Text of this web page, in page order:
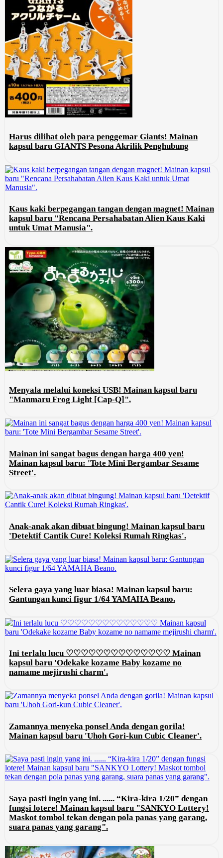
Harus dilihat oleh para penggemar Giants! Mainan
kapsul baru GIANTS Pesona Akrilik Penghubung
Kaus kaki berpegangan tangan dengan magnet! Mainan
kapsul baru "Rencana Persahabatan Alien Kaus Kaki
untuk Umat Manusia".
Menyala melalui koneksi USB! Mainan kapsul baru
"Manmaru Frog Light [Cap-Q]".
Mainan ini sangat bagus dengan harga 400 yen!
Mainan kapsul baru: 'Tote Mini Bergambar Sesame
Street'.
Anak-anak akan dibuat bingung! Mainan kapsul baru
'Detektif Cantik Cure! Koleksi Rumah Ringkas'.
Selera gaya yang luar biasa! Mainan kapsul baru:
Gantungan kunci figur 1/64 YAMAHA Beano.
Ini terlalu lucu ♡♡♡♡♡♡♡♡♡♡♡♡♡♡ Mainan
kapsul baru 'Odekake kozame Baby kozame no
namame mejirushi charm'.
Zamannya menyeka ponsel Anda dengan gorila!
Mainan kapsul baru 'Uhoh Gori-kun Cubic Cleaner'.
Saya pasti ingin yang ini. ...... “Kira-kira 1/20” dengan
fungsi lotere! Mainan kapsul baru "SANKYO Lottery!
Maskot tombol tekan dengan pola panas yang garang,
suara panas yang garang".